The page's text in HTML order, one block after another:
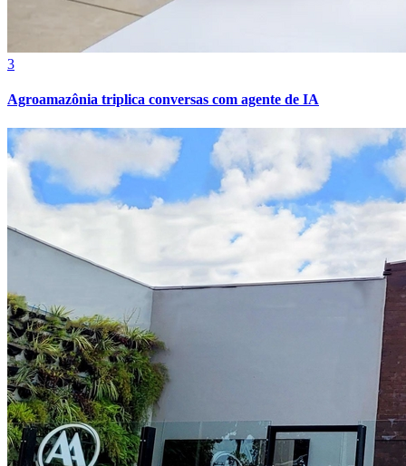
Grêmio
3
Agroamazônia triplica conversas com agente de IA